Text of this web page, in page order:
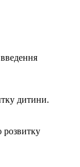
дитини.
розвитку